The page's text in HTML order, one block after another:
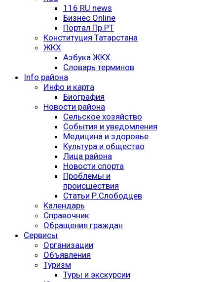
116 RU news
Бизнес Online
Портал Пр.РТ
Конституция Татарстана
ЖКХ
Азбука ЖКХ
Словарь терминов
Info района
Инфо и карта
Биография
Новости района
Сельское хозяйство
События и уведомления
Медицина и здоровье
Культура и общество
Лица района
Новости спорта
Проблемы и
происшествия
Статьи Р.Слободцев
Календарь
Справочник
Обращения граждан
Сервисы
Организации
Объявления
Туризм
Туры и экскурсии